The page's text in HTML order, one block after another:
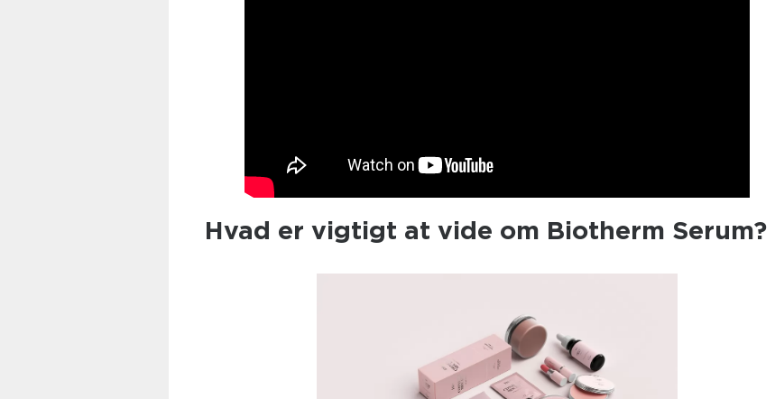
Hvad er vigtigt at vide om Biotherm Serum?